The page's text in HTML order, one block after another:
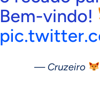
Bem-vindo!
— Cruzeiro